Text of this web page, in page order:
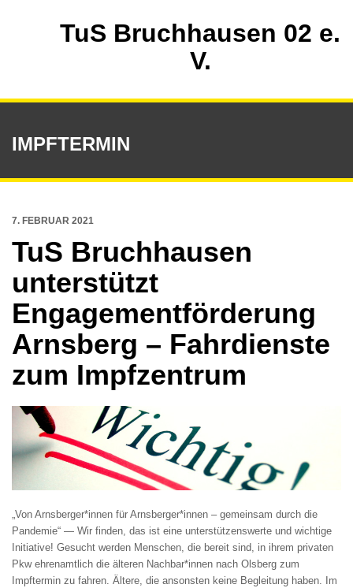
TuS Bruchhausen 02 e.
V.
IMPFTERMIN
7. FEBRUAR 2021
TuS Bruchhausen
unterstützt
Engagementförderung
Arnsberg – Fahrdienste
zum Impfzentrum
„Von Arnsberger*innen für Arnsberger*innen – gemeinsam durch die
Pandemie“ — Wir finden, das ist eine unterstützenswerte und wichtige
Initiative! Gesucht werden Menschen, die bereit sind, in ihrem privaten
Pkw ehrenamtlich die älteren Nachbar*innen nach Olsberg zum
Impftermin zu fahren. Ältere, die ansonsten keine Begleitung haben. Im